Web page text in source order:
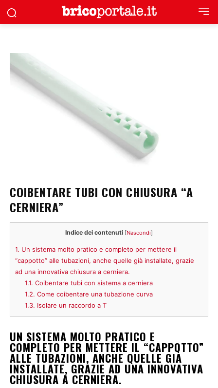
COIBENTARE TUBI CON CHIUSURA “A
CERNIERA”
Indice dei contenuti [Nascondi]
1. Un sistema molto pratico e completo per mettere il
“cappotto” alle tubazioni, anche quelle già installate, grazie
ad una innovativa chiusura a cerniera.
1.1. Coibentare tubi con sistema a cerniera
1.2. Come coibentare una tubazione curva
1.3. Isolare un raccordo a T
UN SISTEMA MOLTO PRATICO E
COMPLETO PER METTERE IL “CAPPOTTO”
ALLE TUBAZIONI, ANCHE QUELLE GIÀ
INSTALLATE, GRAZIE AD UNA INNOVATIVA
CHIUSURA A CERNIERA.